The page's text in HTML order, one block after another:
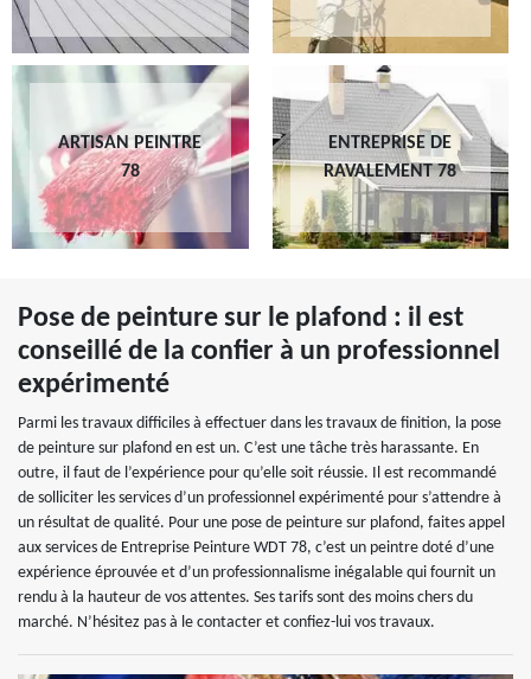
ARTISAN PEINTRE
78
ENTREPRISE DE
RAVALEMENT 78
Pose de peinture sur le plafond : il est
conseillé de la confier à un professionnel
expérimenté
Parmi les travaux difficiles à effectuer dans les travaux de finition, la pose
de peinture sur plafond en est un. C’est une tâche très harassante. En
outre, il faut de l’expérience pour qu’elle soit réussie. Il est recommandé
de solliciter les services d’un professionnel expérimenté pour s’attendre à
un résultat de qualité. Pour une pose de peinture sur plafond, faites appel
aux services de Entreprise Peinture WDT 78, c’est un peintre doté d’une
expérience éprouvée et d’un professionnalisme inégalable qui fournit un
rendu à la hauteur de vos attentes. Ses tarifs sont des moins chers du
marché. N’hésitez pas à le contacter et confiez-lui vos travaux.